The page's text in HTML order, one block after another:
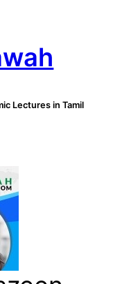
Lectures in Tamil